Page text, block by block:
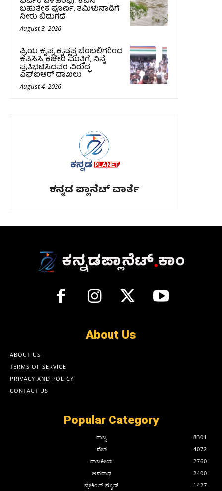
ಬಹುತೇಕ ಪೂರ್ಣ, ತಮಿಳುನಾಡಿಗೆ
ನೀರು ಬಿಡುಗಡೆ
August 3, 2026
ಪ್ರಿಯ ಕೃಷ್ಣ, ಕೃಷ್ಣಪ್ಪ ಬೆಂಬಲಿಗರಿಂದ
ಕೆಪಿಸಿಸಿ ಕಚೇರಿ ಮುತ್ತಿಗೆ, ನಿನ್ನೆ
ಪ್ರತಿಭಟಿಸಿದವರ ವಿರುದ್ಧ
ಎಫ್‌ಐಆರ್‌ ದಾಖಲು
August 4, 2026
ಕನ್ನಡ ಪ್ಲಾನೆಟ್ ವಾರ್ತೆ
About Us
ABOUT US
TERMS OF SERVICE
PRIVACY AND POLICY
CONTACT US
Popular Category
ರಾಜ್ಯ
8301
ದೇಶ
4072
ರಾಜಕೀಯ
2760
ಅಪರಾಧ
2400
ಬ್ರೇಕಿಂಗ್ ನ್ಯೂಸ್
1427